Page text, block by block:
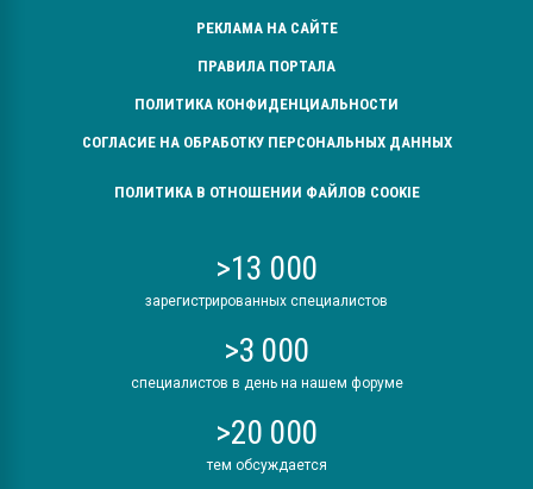
РЕКЛАМА НА САЙТЕ
ПРАВИЛА ПОРТАЛА
ПОЛИТИКА КОНФИДЕНЦИАЛЬНОСТИ
СОГЛАСИЕ НА ОБРАБОТКУ ПЕРСОНАЛЬНЫХ ДАННЫХ
ПОЛИТИКА В ОТНОШЕНИИ ФАЙЛОВ COOKIE
>13 000
зарегистрированных специалистов
>3 000
специалистов в день на нашем форуме
>20 000
тем обсуждается